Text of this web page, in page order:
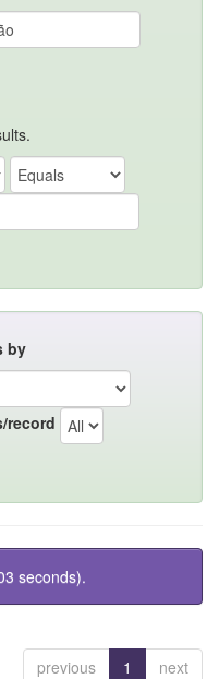
by
record
seconds).
previous 1 next